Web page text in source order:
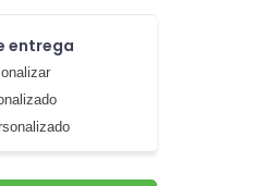
entrega